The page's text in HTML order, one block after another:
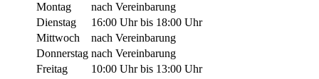
Montag
nach Vereinbarung
Dienstag
16:00 Uhr bis 18:00 Uhr
Mittwoch
nach Vereinbarung
Donnerstag nach Vereinbarung
Freitag
10:00 Uhr bis 13:00 Uhr